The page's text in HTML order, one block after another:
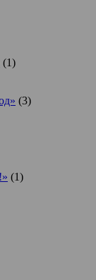
(1)
(3)
(1)